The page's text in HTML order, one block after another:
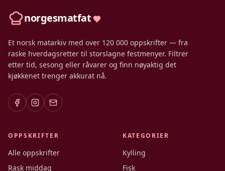
norgesmatfat
Et norsk matarkiv med over 120 000 oppskrifter — fra
raske hverdagsretter til storslagne festmenyer. Filtrer
etter tid, sesong eller råvarer og finn nøyaktig det
kjøkkenet trenger akkurat nå.
OPPSKRIFTER
Alle oppskrifter
Rask middag
KATEGORIER
Kylling
Fisk